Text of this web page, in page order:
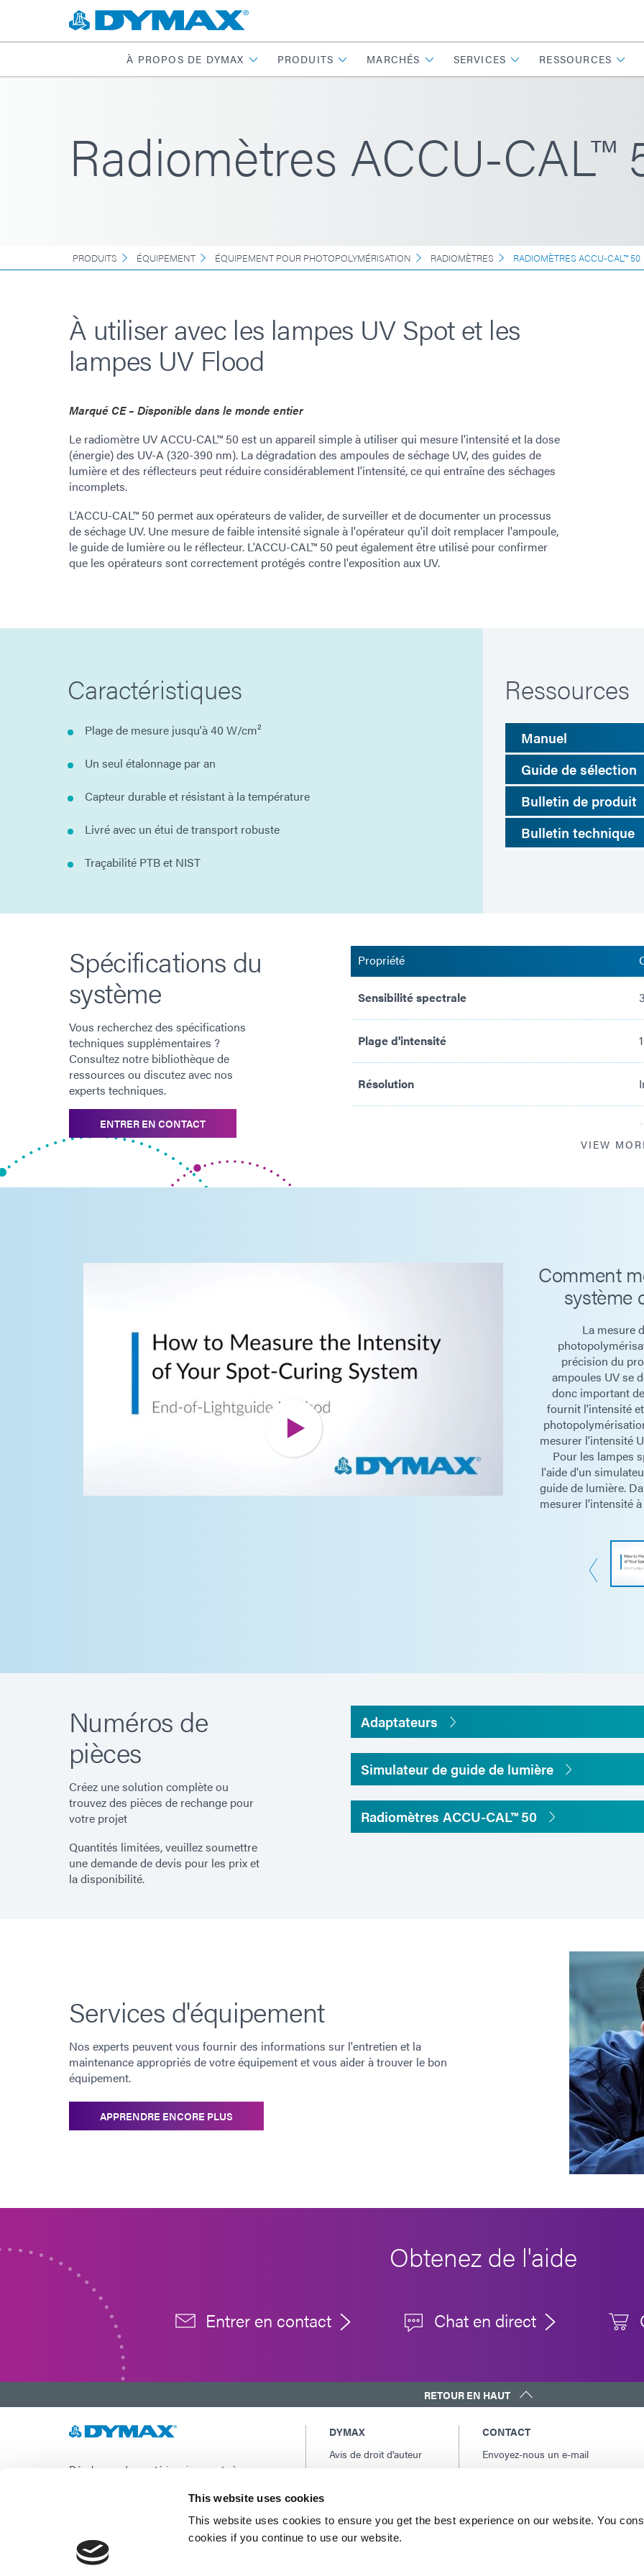
This website uses cookies
This website uses cookies to ensure you get the best experience on our website. You
cookies if you continue to use our website.
À PROPOS DE DYMAX PRODUITS MARCHÉS SERVICES RESSOURCES
Radiomètres ACCU-CAL™
PRODUITS ÉQUIPEMENT ÉQUIPEMENT POUR PHOTOPOLYMÉRISATION RADIOMÈTRES RADIOMÈTRES ACCU-CAL™ 50
À utiliser avec les lampes UV Spot et les
lampes UV Flood
Marqué CE – Disponible dans le monde entier
Le radiomètre UV ACCU-CAL™ 50 est un appareil simple à utiliser qui mesure l'intensité et la dose
(énergie) des UV-A (320-390 nm). La dégradation des ampoules de séchage UV, des guides de
lumière et des réflecteurs peut réduire considérablement l'intensité, ce qui entraîne des séchages
incomplets.
L'ACCU-CAL™ 50 permet aux opérateurs de valider, de surveiller et de documenter un processus
de séchage UV. Une mesure de faible intensité signale à l'opérateur qu'il doit remplacer l'ampoule,
le guide de lumière ou le réflecteur. L'ACCU-CAL™ 50 peut également être utilisé pour confirmer
que les opérateurs sont correctement protégés contre l'exposition aux UV.
Caractéristiques
Plage de mesure jusqu'à 40 W/cm²
Un seul étalonnage par an
Capteur durable et résistant à la température
Livré avec un étui de transport robuste
Traçabilité PTB et NIST
Ressources
Manuel
Guide de sélection
Bulletin de produit
Bulletin technique
Spécifications du
système
Vous recherchez des spécifications
techniques supplémentaires ?
Consultez notre bibliothèque de
ressources ou discutez avec nos
experts techniques.
ENTRER EN CONTACT
Propriété
Sensibilité spectrale
Plage d'intensité
Résolution
Dimensions du compteur
VIEW
Comment
système
La mesure
précision du
ampoules UV se
donc important
fournit l'intensité
mesurer l'intensité
Pour les lampes
l'aide d'un
guide de lumière.
mesurer l'intensité
Numéros de
pièces
Créez une solution complète ou
trouvez des pièces de rechange pour
votre projet
Quantités limitées, veuillez soumettre
une demande de devis pour les prix et
la disponibilité.
Adaptateurs
Simulateur de guide de lumière
Radiomètres ACCU-CAL™ 50
Services d'équipement
Nos experts peuvent vous fournir des informations sur l'entretien et la
maintenance appropriés de votre équipement et vous aider à trouver le bon
équipement.
APPRENDRE ENCORE PLUS
Obtenez de l'aide
Entrer en contact Chat en direct
RETOUR EN HAUT
Développer des matériaux innovants à
des équipements de dosage et des systèmes de
améliorer considérablement l'efficacité de la
fabrication.
DYMAX
Avis de droit d'auteur
d'achat
Conditions générales
CONTACT
Envoyez-nous un e-mail